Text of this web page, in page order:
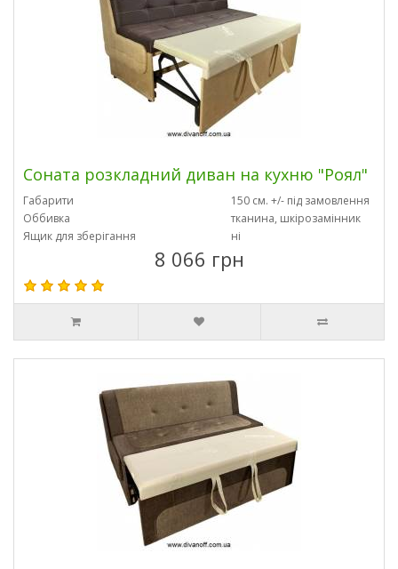
Соната розкладний диван на кухню "Роял"
Габарити
150 см. +/- під замовлення
Оббивка
тканина, шкірозамінник
Ящик для зберігання
ні
8 066 грн